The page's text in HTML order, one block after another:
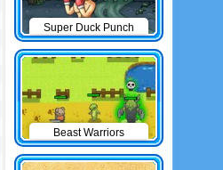
Super Duck Punch
Beast Warriors